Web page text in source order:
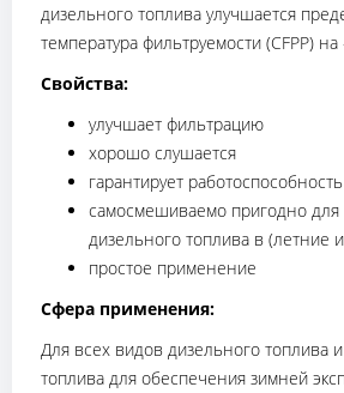
дизельного топлива улучшается
температура фильтруемости (CFPP) на
Свойства:
улучшает фильтрацию
хорошо слушается
гарантирует
самосмешиваемо пригодно для
дизельного топлива в (летние
простое применение
Сфера применения:
Для всех видов дизельного топлива
топлива для обеспечения зимней